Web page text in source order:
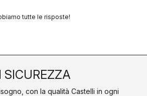
tutte le risposte!
SICUREZZA
con la qualità Castelli in ogni